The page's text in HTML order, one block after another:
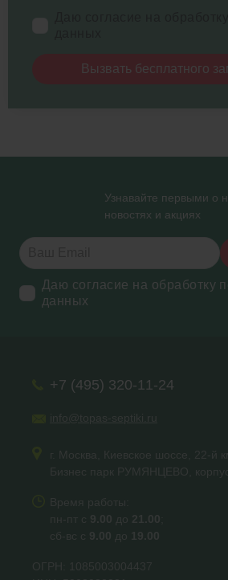
Вызвать бесплатного
Узнавайте первыми о
новостях и акциях
Даю согласие на обработку
данных
+7 (495) 320-11-24